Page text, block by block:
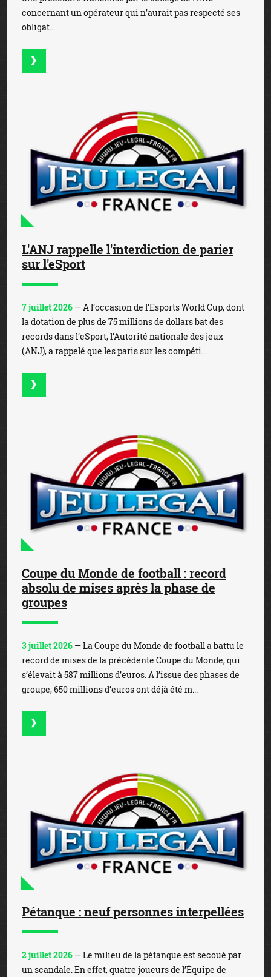
concernant un opérateur qui n’aurait pas respecté ses
obligat...
L'ANJ rappelle l'interdiction de parier
sur l'eSport
7 juillet 2026 — A l’occasion de l’Esports World Cup, dont
la dotation de plus de 75 millions de dollars bat des
records dans l’eSport, l’Autorité nationale des jeux
(ANJ), a rappelé que les paris sur les compéti...
Coupe du Monde de football : record
absolu de mises après la phase de
groupes
3 juillet 2026 — La Coupe du Monde de football a battu le
record de mises de la précédente Coupe du Monde, qui
s’élevait à 587 millions d’euros. A l’issue des phases de
groupe, 650 millions d’euros ont déjà été m...
Pétanque : neuf personnes interpellées
2 juillet 2026 — Le milieu de la pétanque est secoué par
un scandale. En effet, quatre joueurs de l’Équipe de